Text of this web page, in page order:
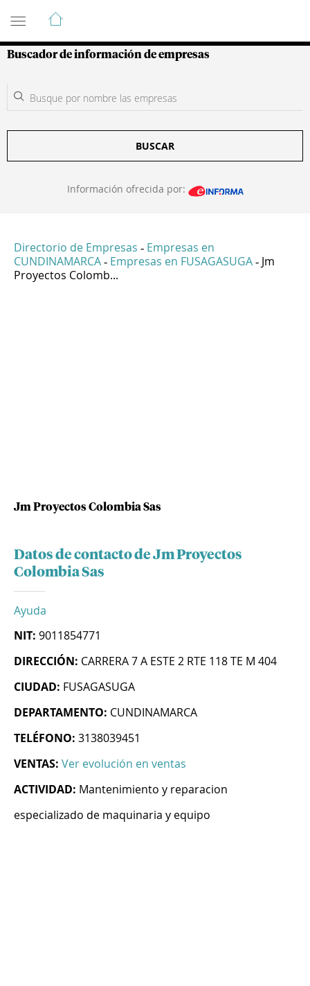
Guía de Empresas Colombianas
Buscador de información de empresas
BUSCAR
Información ofrecida por:
Directorio de Empresas - Empresas en
CUNDINAMARCA - Empresas en FUSAGASUGA - Jm
Proyectos Colomb...
Jm Proyectos Colombia Sas
Datos de contacto de Jm Proyectos
Colombia Sas
Ayuda
NIT: 9011854771
DIRECCIÓN: CARRERA 7 A ESTE 2 RTE 118 TE M 404
CIUDAD: FUSAGASUGA
DEPARTAMENTO: CUNDINAMARCA
TELÉFONO: 3138039451
VENTAS: Ver evolución en ventas
ACTIVIDAD: Mantenimiento y reparacion
especializado de maquinaria y equipo